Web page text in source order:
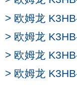
止）。
停电记忆：--。
时间规格：
系列产品丰富
9.999s、
120秒间的2
> 欧姆龙
> 欧姆龙
> 欧姆龙
> 欧姆龙